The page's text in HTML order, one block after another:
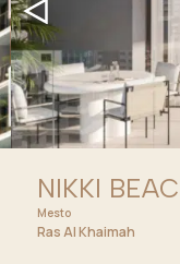
NIKKI
Mesto
Ras Al Khaimah